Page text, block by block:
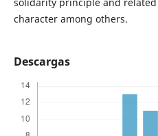
character among others.
Descargas